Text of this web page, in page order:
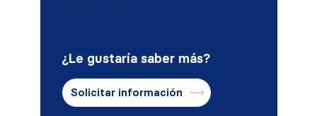
¿Le gustaría saber más?
Solicitar información